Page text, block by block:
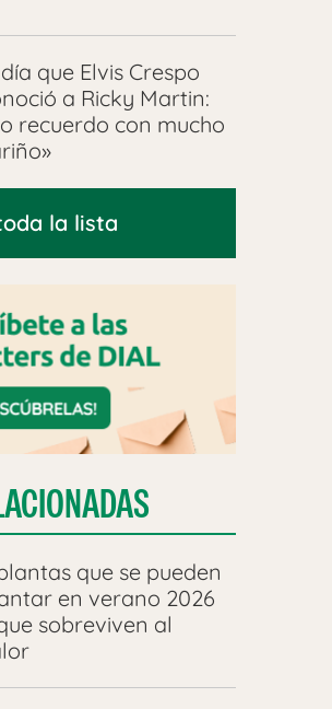
que Elvis Crespo
a Ricky Martin:
recuerdo con mucho
la lista
que se pueden
en verano 2026
sobreviven al